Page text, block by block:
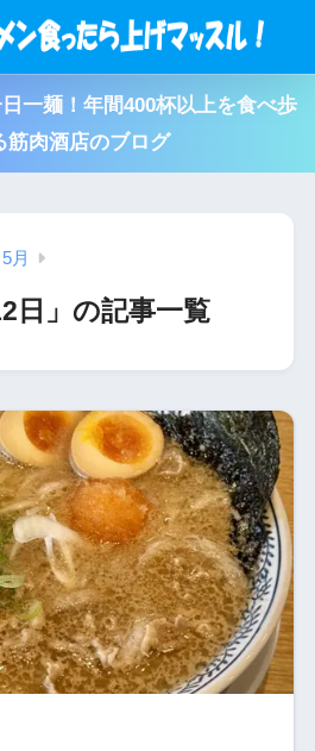
一麺！年間400杯以上を食べ歩
筋肉酒店のブログ
5月
日」の記事一覧